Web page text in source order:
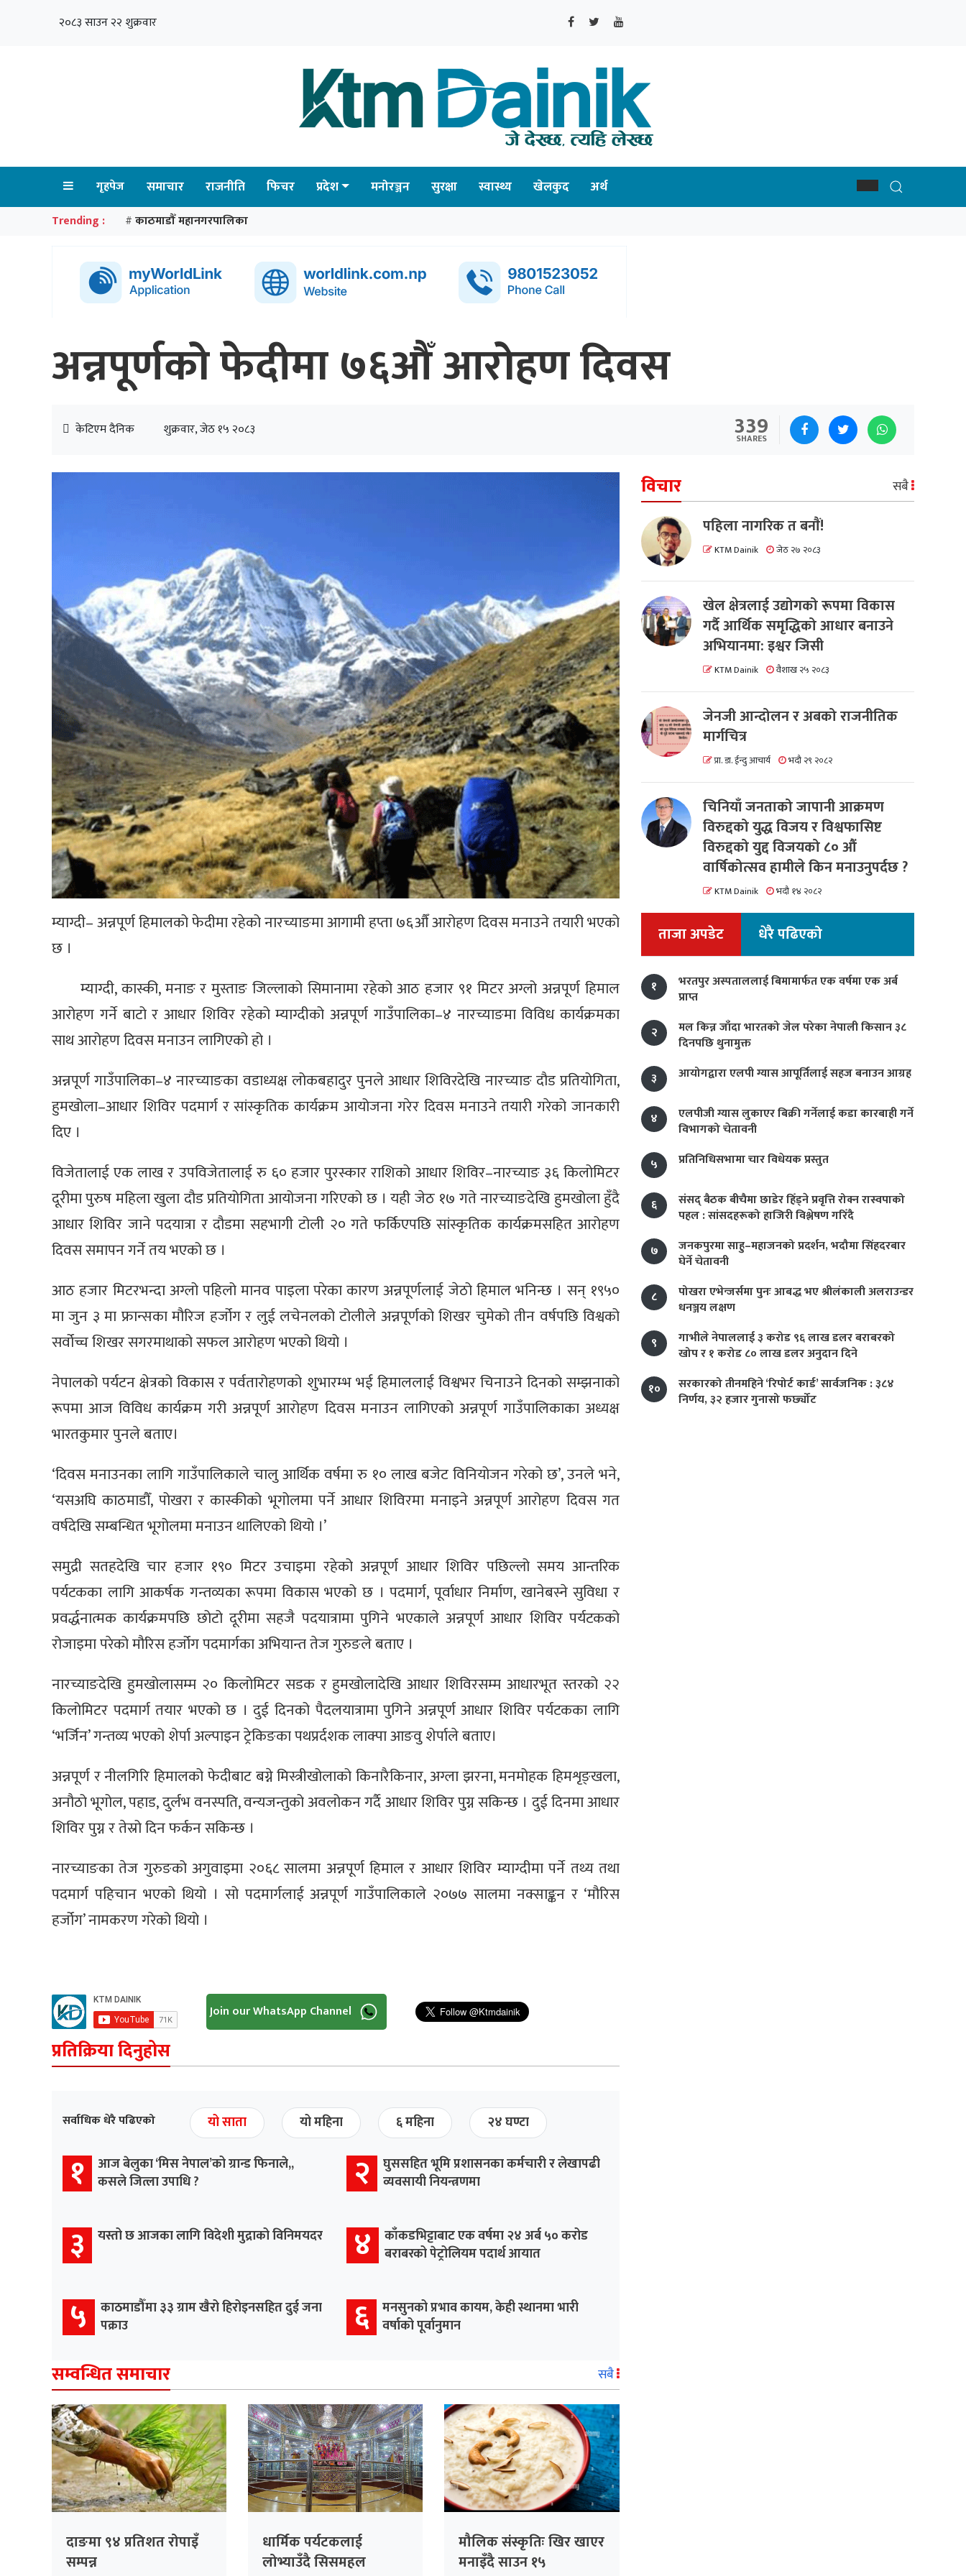
२०८३ साउन २२ शुक्रवार
गृहपेज समाचार राजनीति फिचर प्रदेश मनोरञ्जन सुरक्षा स्वास्थ्य खेलकुद अर्थ
Trending : # काठमाडौँ महानगरपालिका
अन्नपूर्णको फेदीमा ७६औँ आरोहण दिवस
केटिएम दैनिक शुक्रवार, जेठ १५ २०८३ 339
SHARES
म्याग्दी– अन्नपूर्ण हिमालको फेदीमा रहेको नारच्याङमा आगामी हप्ता ७६औँ आरोहण दिवस मनाउने तयारी भएको
छ ।
म्याग्दी, कास्की, मनाङ र मुस्ताङ जिल्लाको सिमानामा रहेको आठ हजार ९१ मिटर अग्लो अन्नपूर्ण हिमाल
आरोहण गर्ने बाटो र आधार शिविर रहेको म्याग्दीको अन्नपूर्ण गाउँपालिका–४ नारच्याङमा विविध कार्यक्रमका
साथ आरोहण दिवस मनाउन लागिएको हो ।
अन्नपूर्ण गाउँपालिका–४ नारच्याङका वडाध्यक्ष लोकबहादुर पुनले आधार शिविरदेखि नारच्याङ दौड प्रतियोगिता,
हुमखोला–आधार शिविर पदमार्ग र सांस्कृतिक कार्यक्रम आयोजना गरेर दिवस मनाउने तयारी गरेको जानकारी
दिए ।
विजेतालाई एक लाख र उपविजेतालाई रु ६० हजार पुरस्कार राशिको आधार शिविर–नारच्याङ ३६ किलोमिटर
दूरीमा पुरुष महिला खुला दौड प्रतियोगिता आयोजना गरिएको छ । यही जेठ १७ गते नारच्याङदेखि हुमखोला हुँदै
आधार शिविर जाने पदयात्रा र दौडमा सहभागी टोली २० गते फर्किएपछि सांस्कृतिक कार्यक्रमसहित आरोहण
दिवस समापन गर्ने तय भएको छ ।
आठ हजार मिटरभन्दा अग्लो पहिलो मानव पाइला परेका कारण अन्नपूर्णलाई जेठो हिमाल भनिन्छ । सन् १९५०
मा जुन ३ मा फ्रान्सका मौरिज हर्जोग र लुई लचेनलको टोलीले अन्नपूर्णको शिखर चुमेको तीन वर्षपछि विश्वको
सर्वोच्च शिखर सगरमाथाको सफल आरोहण भएको थियो ।
नेपालको पर्यटन क्षेत्रको विकास र पर्वतारोहणको शुभारम्भ भई हिमाललाई विश्वभर चिनाउने दिनको सम्झनाको
रूपमा आज विविध कार्यक्रम गरी अन्नपूर्ण आरोहण दिवस मनाउन लागिएको अन्नपूर्ण गाउँपालिकाका अध्यक्ष
भारतकुमार पुनले बताए।
‘दिवस मनाउनका लागि गाउँपालिकाले चालु आर्थिक वर्षमा रु १० लाख बजेट विनियोजन गरेको छ’, उनले भने,
‘यसअघि काठमाडौँ, पोखरा र कास्कीको भूगोलमा पर्ने आधार शिविरमा मनाइने अन्नपूर्ण आरोहण दिवस गत
वर्षदेखि सम्बन्धित भूगोलमा मनाउन थालिएको थियो ।’
समुद्री सतहदेखि चार हजार १९० मिटर उचाइमा रहेको अन्नपूर्ण आधार शिविर पछिल्लो समय आन्तरिक
पर्यटकका लागि आकर्षक गन्तव्यका रूपमा विकास भएको छ । पदमार्ग, पूर्वाधार निर्माण, खानेबस्ने सुविधा र
प्रवर्द्धनात्मक कार्यक्रमपछि छोटो दूरीमा सहजै पदयात्रामा पुगिने भएकाले अन्नपूर्ण आधार शिविर पर्यटकको
रोजाइमा परेको मौरिस हर्जोग पदमार्गका अभियान्त तेज गुरुङले बताए ।
नारच्याङदेखि हुमखोलासम्म २० किलोमिटर सडक र हुमखोलादेखि आधार शिविरसम्म आधारभूत स्तरको २२
किलोमिटर पदमार्ग तयार भएको छ । दुई दिनको पैदलयात्रामा पुगिने अन्नपूर्ण आधार शिविर पर्यटकका लागि
‘भर्जिन’ गन्तव्य भएको शेर्पा अल्पाइन ट्रेकिङका पथप्रर्दशक लाक्पा आङवु शेर्पाले बताए।
अन्नपूर्ण र नीलगिरि हिमालको फेदीबाट बग्ने मिस्त्रीखोलाको किनारैकिनार, अग्ला झरना, मनमोहक हिमशृङ्खला,
अनौठो भूगोल, पहाड, दुर्लभ वनस्पति, वन्यजन्तुको अवलोकन गर्दै आधार शिविर पुग्न सकिन्छ । दुई दिनमा आधार
शिविर पुग्न र तेस्रो दिन फर्कन सकिन्छ ।
नारच्याङका तेज गुरुङको अगुवाइमा २०६८ सालमा अन्नपूर्ण हिमाल र आधार शिविर म्याग्दीमा पर्ने तथ्य तथा
पदमार्ग पहिचान भएको थियो । सो पदमार्गलाई अन्नपूर्ण गाउँपालिकाले २०७७ सालमा नक्साङ्कन र ‘मौरिस
हर्जोग’ नामकरण गरेको थियो ।
Join our WhatsApp Channel
प्रतिक्रिया दिनुहोस
सर्वाधिक धेरै पढिएको यो साता यो महिना ६ महिना २४ घण्टा
१ आज बेलुका ‘मिस नेपाल’को ग्रान्ड फिनाले,,
कसले जित्ला उपाधि ?
२ घुससहित भूमि प्रशासनका कर्मचारी र लेखापढी
व्यवसायी नियन्त्रणमा
३ यस्तो छ आजका लागि विदेशी मुद्राको विनिमयदर ४ काँकडभिट्टाबाट एक वर्षमा २४ अर्ब ५० करोड
बराबरको पेट्रोलियम पदार्थ आयात
५ काठमाडौँमा ३३ ग्राम खैरो हिरोइनसहित दुई जना
पक्राउ
६ मनसुनको प्रभाव कायम, केही स्थानमा भारी
वर्षाको पूर्वानुमान
सम्वन्धित समाचार सबै
दाङमा ९४ प्रतिशत रोपाइँ
सम्पन्न
धार्मिक पर्यटकलाई
लोभ्याउँदै सिसमहल
मौलिक संस्कृतिः खिर खाएर
मनाइँदै साउन १५
विचार सबै
पहिला नागरिक त बनाैं!
KTM Dainik जेठ २७ २०८३
खेल क्षेत्रलाई उद्योगको रूपमा विकास
गर्दै आर्थिक समृद्धिको आधार बनाउने
अभियानमा: इश्वर जिसी
KTM Dainik वैशाख २५ २०८३
जेनजी आन्दोलन र अबको राजनीतिक
मार्गचित्र
प्रा. डा. ईन्दु आचार्य भदौ २९ २०८२
चिनियाँ जनताको जापानी आक्रमण
विरुद्दको युद्ध विजय र विश्वफासिष्ट
विरुद्दको युद्द विजयको ८० औं
वार्षिकोत्सव हामीले किन मनाउनुपर्दछ ?
KTM Dainik भदौ १४ २०८२
ताजा अपडेट धेरै पढिएको
१
भरतपुर अस्पताललाई बिमामार्फत एक वर्षमा एक अर्ब
प्राप्त
२
मल किन्न जाँदा भारतको जेल परेका नेपाली किसान ३८
दिनपछि थुनामुक्त
३
आयोगद्वारा एलपी ग्यास आपूर्तिलाई सहज बनाउन आग्रह
४
एलपीजी ग्यास लुकाएर बिक्री गर्नेलाई कडा कारबाही गर्ने
विभागको चेतावनी
५
प्रतिनिधिसभामा चार विधेयक प्रस्तुत
६
संसद् बैठक बीचैमा छाडेर हिँड्ने प्रवृत्ति रोक्न रास्वपाको
पहल : सांसदहरूको हाजिरी विश्लेषण गरिँदै
७
जनकपुरमा साहु–महाजनको प्रदर्शन, भदौमा सिंहदरबार
घेर्ने चेतावनी
८
पोखरा एभेन्जर्समा पुनः आबद्ध भए श्रीलंकाली अलराउन्डर
धनञ्जय लक्षण
९
गाभीले नेपाललाई ३ करोड ९६ लाख डलर बराबरको
खोप र १ करोड ८० लाख डलर अनुदान दिने
१०
सरकारको तीनमहिने ‘रिपोर्ट कार्ड’ सार्वजनिक : ३८४
निर्णय, ३२ हजार गुनासो फर्छ्योट